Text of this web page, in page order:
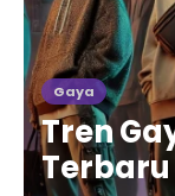
Gaya
Tren
Terbaru